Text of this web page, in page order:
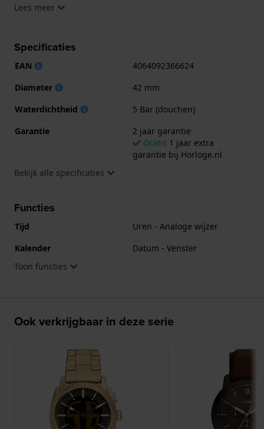
horloge geleverd met 2 jaar garantie.
Lees meer
Specificaties
EAN
4064092366624
Diameter
42 mm
Waterdichtheid
5 Bar (douchen)
Garantie
2 jaar garantie
Gratis 1 jaar extra
garantie bij Horloge.nl
Bekijk alle specificaties
Functies
Tijd
Uren - Analoge wijzer
Kalender
Datum - Venster
Toon functies
Ook verkrijgbaar in deze serie